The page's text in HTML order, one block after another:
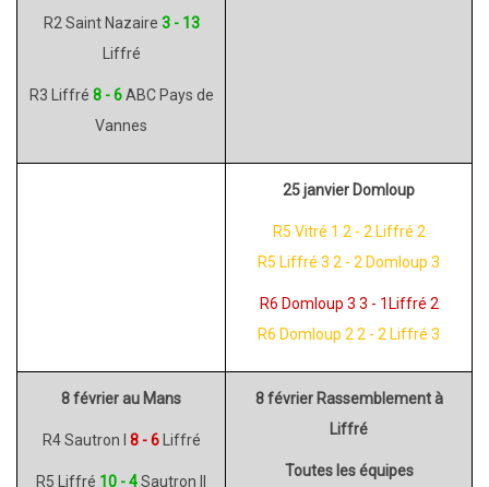
R2 Saint Nazaire 3 - 13
Liffré
R3 Liffré 8 - 6 ABC Pays de
Vannes
25 janvier Domloup
R5 Vitré 1 2 - 2 Liffré 2
R5 Liffré 3 2 - 2 Domloup 3
R6 Domloup 3 3 - 1Liffré 2
R6 Domloup 2 2 - 2 Liffré 3
8 février au Mans
R4 Sautron I 8 - 6Liffré
R5 Liffré 10 - 4Sautron II
8 février Rassemblement à
Liffré
Toutes les équipes